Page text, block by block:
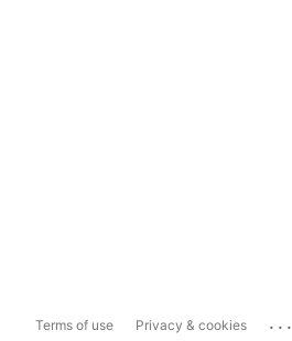
Terms of use Privacy & cookies ...